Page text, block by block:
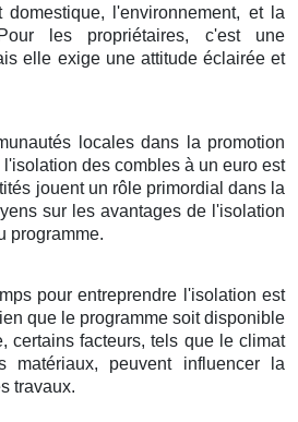
domestique, l'environnement, et la
les propriétaires, c'est une
elle exige une attitude éclairée et
locales dans la promotion
des combles à un euro est
jouent un rôle primordial dans la
sur les avantages de l'isolation
programme.
pour entreprendre l'isolation est
que le programme soit disponible
certains facteurs, tels que le climat
matériaux, peuvent influencer la
travaux.